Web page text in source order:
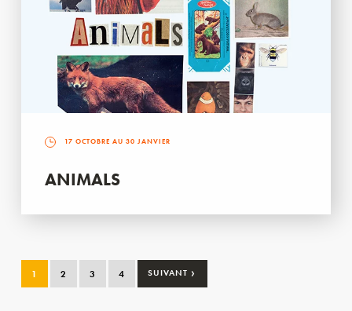
17 OCTOBRE AU 30 JANVIER
ANIMALS
1 2 3 4 SUIVANT ›